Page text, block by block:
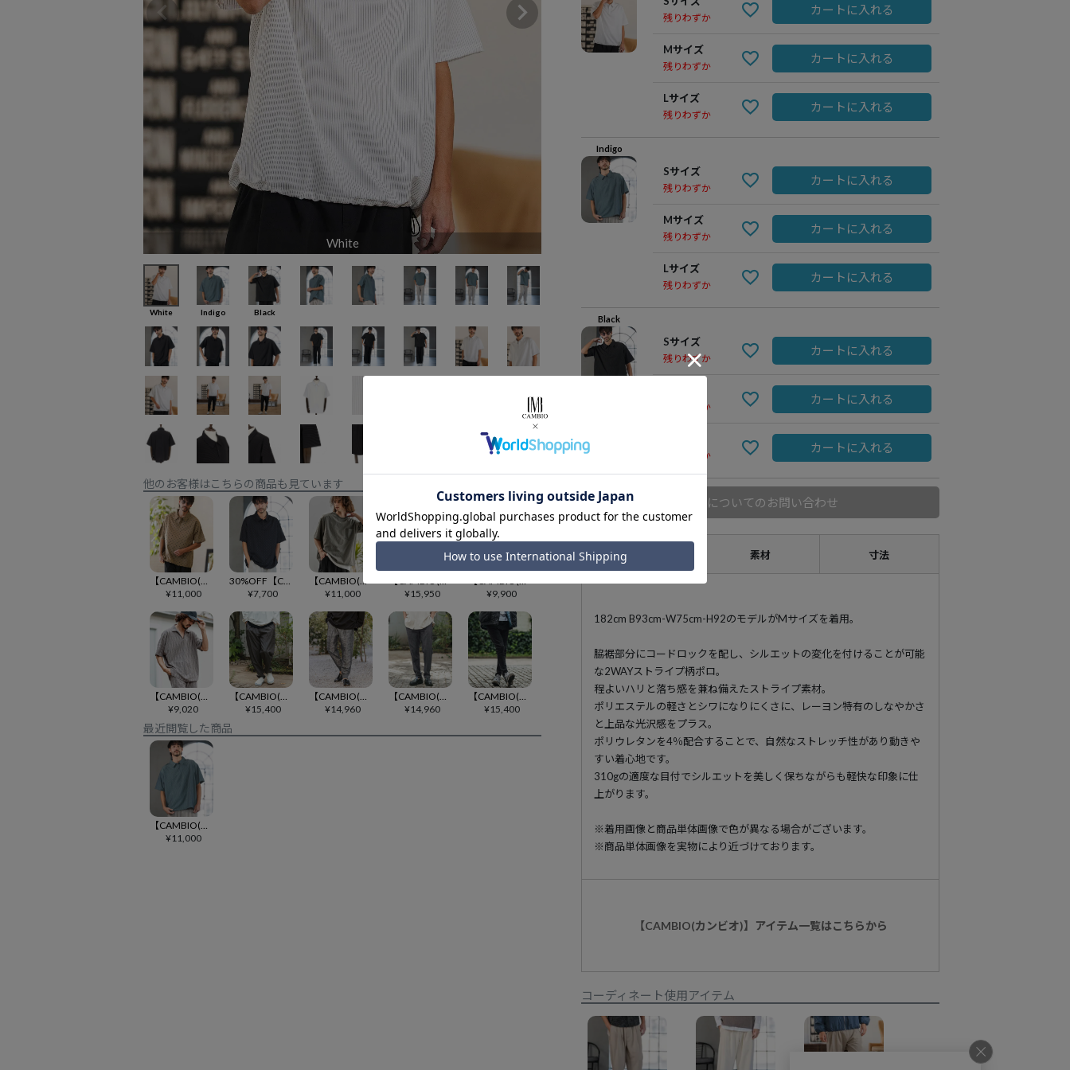
White
White Indigo Black
他のお客様はこちらの商品も見ています
¥11,000
¥7,700
【CAMBIO(カンビオ)】裾ドローコード付きシアサッカーTシャツ(BP-BFS0104)
¥11,000
¥15,950
¥9,900
¥9,020
¥15,400
¥14,960
¥14,960
¥15,400
最近閲覧した商品
¥11,000
残りわずか
カートに入れる
Mサイズ
残りわずか
カートに入れる
Lサイズ
残りわずか
カートに入れる
Indigo
Sサイズ
残りわずか
カートに入れる
Mサイズ
残りわずか
カートに入れる
Lサイズ
残りわずか
カートに入れる
Black
Sサイズ
残りわずか
カートに入れる
残りわずか
カートに入れる
残りわずか
カートに入れる
商品についてのお問い合わせ
アイテム説明 素材 寸法
182cm B93cm-W75cm-H92のモデルがMサイズを着用。
脇裾部分にコードロックを配し、シルエットの変化を付けることが可能
な2WAYストライプ柄ポロ。
程よいハリと落ち感を兼ね備えたストライプ素材。
ポリエステルの軽さとシワになりにくさに、レーヨン特有のしなやかさ
と上品な光沢感をプラス。
ポリウレタンを4％配合することで、自然なストレッチ性があり動きや
すい着心地です。
310gの適度な目付でシルエットを美しく保ちながらも軽快な印象に仕
上がります。
※着用画像と商品単体画像で色が異なる場合がございます。
※商品単体画像を実物により近づけております。
【CAMBIO(カンビオ)】アイテム一覧はこちらから
コーディネート使用アイテム